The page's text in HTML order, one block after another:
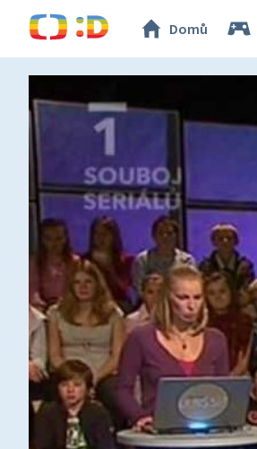
Domů